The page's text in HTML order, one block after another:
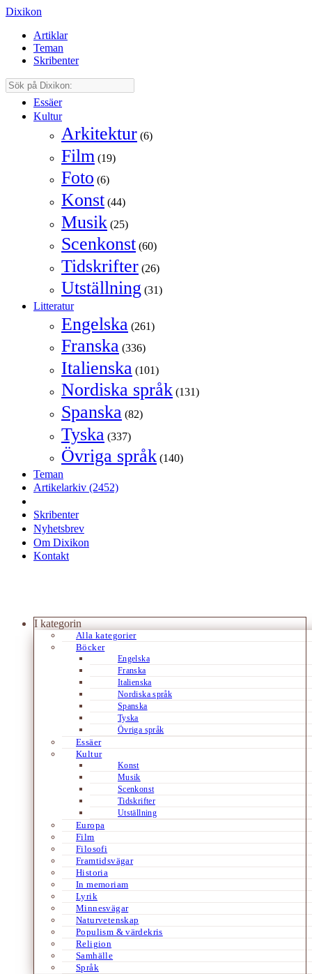
Dixikon
Artiklar
Teman
Skribenter
Essäer
Kultur
Arkitektur (6)
Film (19)
Foto (6)
Konst (44)
Musik (25)
Scenkonst (60)
Tidskrifter (26)
Utställning (31)
Litteratur
Engelska (261)
Franska (336)
Italienska (101)
Nordiska språk (131)
Spanska (82)
Tyska (337)
Övriga språk (140)
Teman
Artikelarkiv (2452)
Skribenter
Nyhetsbrev
Om Dixikon
Kontakt
I kategorin
Alla kategorier
Böcker
Engelska
Franska
Italienska
Nordiska språk
Spanska
Tyska
Övriga språk
Essäer
Kultur
Konst
Musik
Scenkonst
Tidskrifter
Utställning
Europa
Film
Filosofi
Framtidsvägar
Historia
In memoriam
Lyrik
Minnesvägar
Naturvetenskap
Populism & värdekris
Religion
Samhälle
Språk